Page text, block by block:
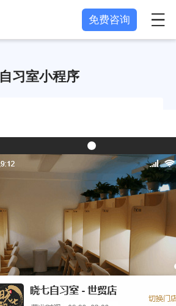
免费咨询
自习室小程序